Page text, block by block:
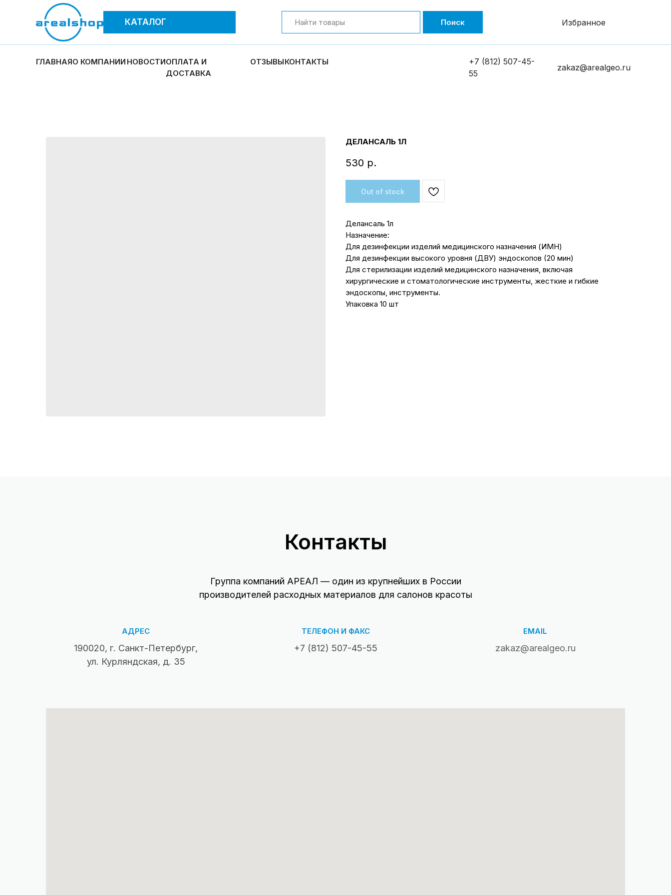
КАТАЛОГ Избранное
Поиск
ГЛАВНАЯО КОМПАНИИ НОВОСТИОПЛАТА И
ДОСТАВКА
ОТЗЫВЫКОНТАКТЫ
+7 (812) 507-45-
55
zakaz@arealgeo.ru
ДЕЛАНСАЛЬ 1Л
530 р.
Out of stock
Делансаль 1л
Назначение:
Для дезинфекции изделий медицинского назначения (ИМН)
Для дезинфекции высокого уровня (ДВУ) эндоскопов (20 мин)
Для стерилизации изделий медицинского назначения, включая
хирургические и стоматологические инструменты, жесткие и гибкие
эндоскопы, инструменты.
Упаковка 10 шт
Контакты
Группа компаний АРЕАЛ — один из крупнейших в России
производителей расходных материалов для салонов красоты
АДРЕС
190020, г. Санкт-Петербург,
ул. Курляндская, д. 35
ТЕЛЕФОН И ФАКС
+7 (812) 507-45-55
EMAIL
zakaz@arealgeo.ru